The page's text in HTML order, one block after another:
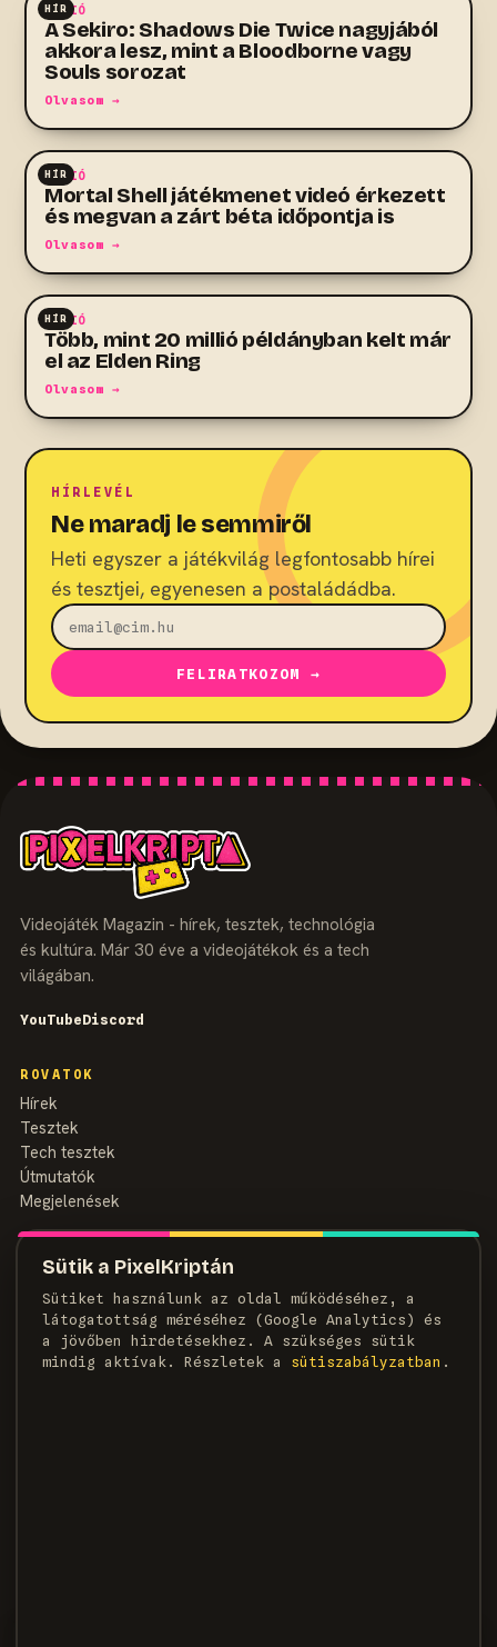
Sütik a PixelKriptán
Sütiket használunk az oldal működéséhez, a
látogatottság méréséhez (Google Analytics) és
a jövőben hirdetésekhez. A szükséges sütik
mindig aktívak. Részletek a
süti­szabályzatban .
HÍR
AKCIÓ
A Sekiro: Shadows Die Twice nagyjából
akkora lesz, mint a Bloodborne vagy
Souls sorozat
Olvasom →
HÍR
AKCIÓ
Mortal Shell játékmenet videó érkezett
és megvan a zárt béta időpontja is
Olvasom →
HÍR
AKCIÓ
Több, mint 20 millió példányban kelt már
el az Elden Ring
Olvasom →
HÍRLEVÉL
Ne maradj le semmiről
Heti egyszer a játékvilág legfontosabb hírei
és tesztjei, egyenesen a postaládádba.
FELIRATKOZOM →
Videojáték Magazin - hírek, tesztek, technológia
és kultúra. Már 30 éve a videojátékok és a tech
világában.
YouTubeDiscord
ROVATOK
Hírek
Tesztek
Tech tesztek
Útmutatók
Megjelenések
MAGAZIN
Szerzők
Médiaajánlat
Kapcsolat